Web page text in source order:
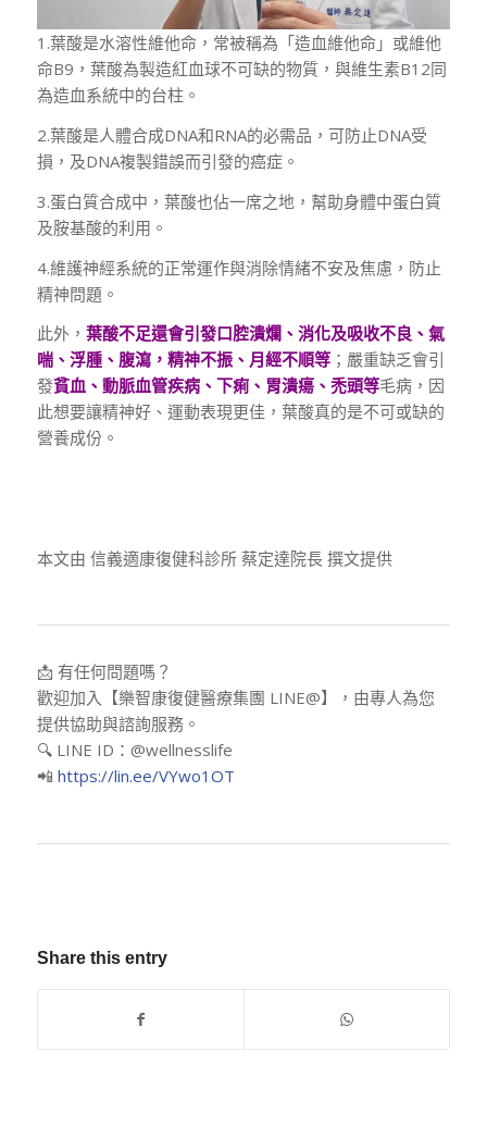
1.葉酸是水溶性維他命，常被稱為「造血維他命」或維他
命B9，葉酸為製造紅血球不可缺的物質，與維生素B12同
為造血系統中的台柱。
2.葉酸是人體合成DNA和RNA的必需品，可防止DNA受
損，及DNA複製錯誤而引發的癌症。
3.蛋白質合成中，葉酸也佔一席之地，幫助身體中蛋白質
及胺基酸的利用。
4.維護神經系統的正常運作與消除情緒不安及焦慮，防止
精神問題。
此外， 葉酸不足還會引發口腔潰爛、消化及吸收不良、氣
喘、浮腫、腹瀉，精神不振、月經不順等；嚴重缺乏會引
發貧血、動脈血管疾病、下痢、胃潰瘍、禿頭等毛病，因
此想要讓精神好、運動表現更佳，葉酸真的是不可或缺的
營養成份。
本文由 信義適康復健科診所 蔡定達院長 撰文提供
📩 有任何問題嗎？
歡迎加入【樂智康復健醫療集團 LINE@】，由專人為您
提供協助與諮詢服務。
🔍 LINE ID：@wellnesslife
📲 https://lin.ee/VYwo1OT
Share this entry